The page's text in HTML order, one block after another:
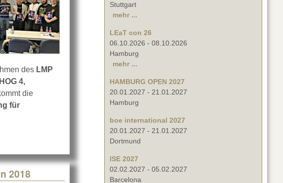
des LMP
4,
die
für
about Das LMP [college] im Sommer 2018
2018
Stuttgart
mehr ...
LEaT con 26
06.10.2026 - 08.10.2026
Hamburg
mehr ...
HAMBURG OPEN 2027
20.01.2027 - 21.01.2027
Hamburg
boe international 2027
20.01.2027 - 21.01.2027
Dortmund
ISE 2027
02.02.2027 - 05.02.2027
Barcelona